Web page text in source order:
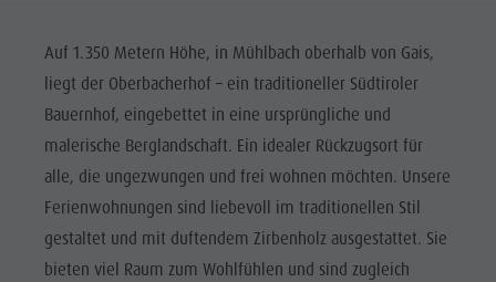
Auf 1.350 Metern Höhe, in Mühlbach oberhalb von Gais,
liegt der Oberbacherhof – ein traditioneller Südtiroler
Bauernhof, eingebettet in eine ursprüngliche und
malerische Berglandschaft. Ein idealer Rückzugsort für
alle, die ungezwungen und frei wohnen möchten. Unsere
Ferienwohnungen sind liebevoll im traditionellen Stil
gestaltet und mit duftendem Zirbenholz ausgestattet. Sie
bieten viel Raum zum Wohlfühlen und sind zugleich